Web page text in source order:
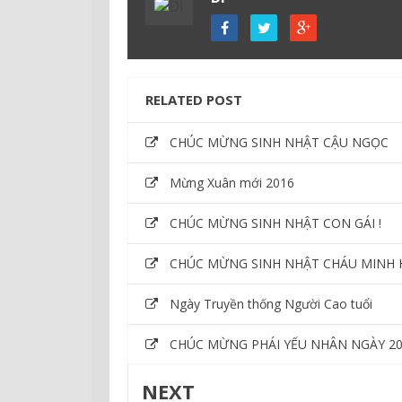
RELATED POST
CHÚC MỪNG SINH NHẬT CẬU NGỌC
Mừng Xuân mới 2016
CHÚC MỪNG SINH NHẬT CON GÁI !
CHÚC MỪNG SINH NHẬT CHÁU MINH
Ngày Truyền thống Người Cao tuổi
CHÚC MỪNG PHÁI YẾU NHÂN NGÀY
NEXT